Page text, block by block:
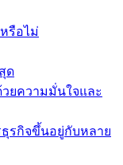
รือไม่
ด
ยความมั่นใจและ
ธุรกิจขึ้นอยู่กับหลาย